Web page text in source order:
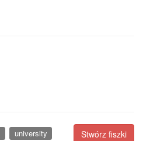
Stwórz fiszki
university